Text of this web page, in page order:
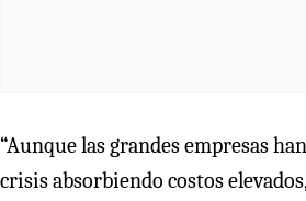
“Aunque las grandes empresas
crisis absorbiendo costos